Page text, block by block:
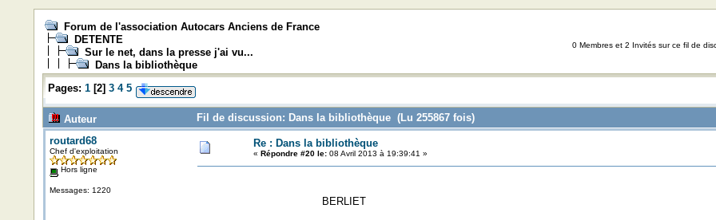
Forum de l'association Autocars Anciens de France
DETENTE
Sur le net, dans la presse j'ai vu...
Dans la bibliothèque
0 Membres et 2 Invités sur ce fil de
Pages: 1[2] 3 4 5
Auteur
Fil de discussion: Dans la bibliothèque (Lu 255867 fois)
routard68
Chef d'exploitation
Hors ligne
Messages: 1220
Re : Dans la bibliothèque
« Répondre #20 le:08 Avril 2013 à 19:39:41 »
BERLIET